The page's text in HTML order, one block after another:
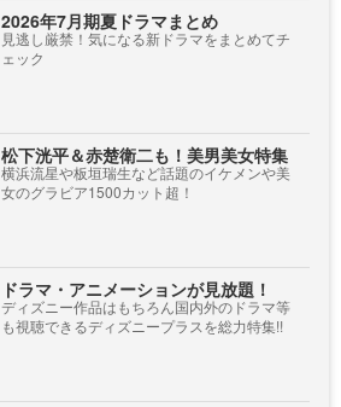
2026年7月期夏ドラマまとめ
見逃し厳禁！気になる新ドラマをまとめてチ
ェック
松下洸平＆赤楚衛二も！美男美女特集
横浜流星や板垣瑞生など話題のイケメンや美
女のグラビア1500カット超！
ドラマ・アニメーションが見放題！
ディズニー作品はもちろん国内外のドラマ等
も視聴できるディズニープラスを総力特集!!